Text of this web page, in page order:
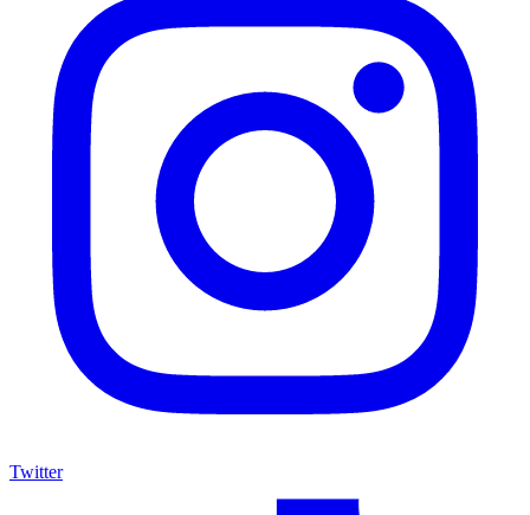
Twitter